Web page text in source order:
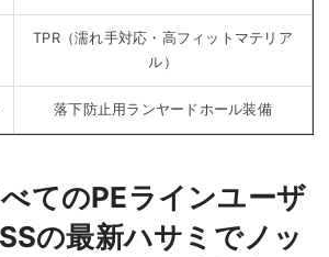
TPR（濡れ手対応・高フィットマテリア
ル）
落下防止用ランヤードホール装備
てのPEラインユーザ
の最新ハサミでノッ